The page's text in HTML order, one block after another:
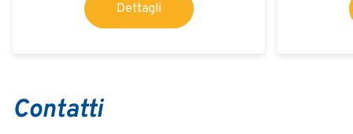
Dettagli
Contatti